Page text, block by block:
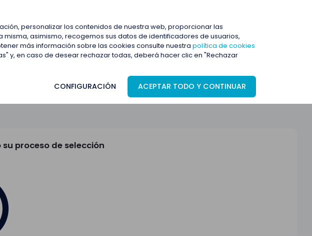
personalizar los contenidos de nuestra web, proporcionar las
asimismo, recogemos sus datos de identificadores de usuarios,
más información sobre las cookies consulte nuestra política de cookies
y, en caso de desear rechazar todas, deberá hacer clic en "Rechazar
CONFIGURACIÓN ACEPTAR TODO Y CONTINUAR
proceso de selección